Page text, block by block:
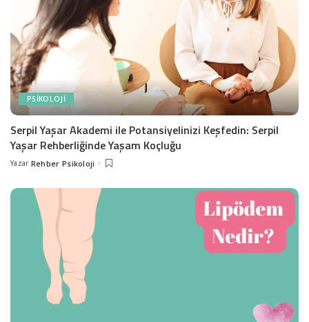
PSIKOLOJI
Serpil Yaşar Akademi ile Potansiyelinizi Keşfedin: Serpil
Yaşar Rehberliğinde Yaşam Koçluğu
Posted
Yazar Rehber Psikoloji